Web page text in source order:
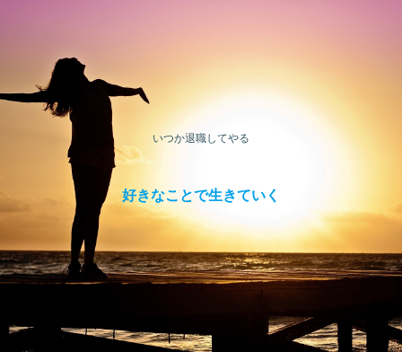
いつか退職してやる
好きなことで生きていく